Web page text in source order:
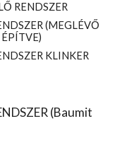
RENDSZER
(MEGLÉVŐ
KLINKER
(Baumit